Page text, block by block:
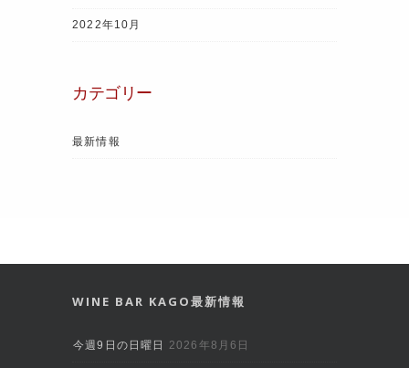
2022年10月
カテゴリー
最新情報
WINE BAR KAGO最新情報
今週9日の日曜日 2026年8月6日